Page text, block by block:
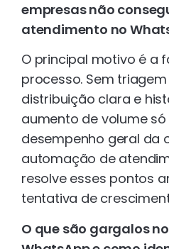
empresas não
atendimento no
O principal motivo é a
processo. Sem
distribuição clara e
aumento de volume
desempenho geral da
automação de
resolve esses pontos
tentativa de
O que são gargalos